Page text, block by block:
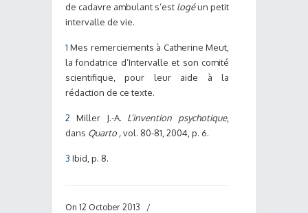
de cadavre ambulant s’est logéun petit
intervalle de vie.
1 Mes remerciements à Catherine Meut,
la fondatrice d’Intervalle et son comité
scientifique, pour leur aide à la
rédaction de ce texte.
2 Miller J.-A. L’invention psychotique,
dans Quarto ,vol. 80-81, 2004, p. 6.
3 Ibid, p. 8.
On 12 October 2013
/